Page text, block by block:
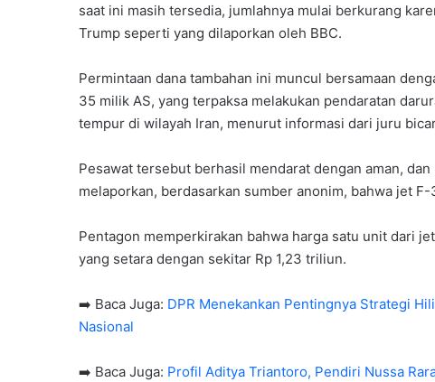
saat ini masih tersedia, jumlahnya mulai berkurang
Trump seperti yang dilaporkan oleh BBC.
Permintaan dana tambahan ini muncul bersamaan
35 milik AS, yang terpaksa melakukan pendaratan
tempur di wilayah Iran, menurut informasi dari juru
Pesawat tersebut berhasil mendarat dengan aman,
melaporkan, berdasarkan sumber anonim, bahwa jet
Pentagon memperkirakan bahwa harga satu unit dari
yang setara dengan sekitar Rp 1,23 triliun.
➡️ Baca Juga: DPR Menekankan Pentingnya Strategi
Nasional
➡️ Baca Juga: Profil Aditya Triantoro, Pendiri Nussa